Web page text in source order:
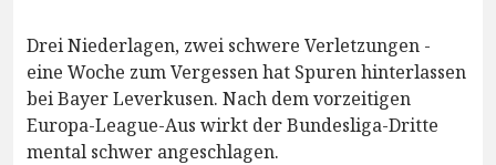
Drei Niederlagen, zwei schwere Verletzungen -
eine Woche zum Vergessen hat Spuren hinterlassen
bei Bayer Leverkusen. Nach dem vorzeitigen
Europa-League-Aus wirkt der Bundesliga-Dritte
mental schwer angeschlagen.